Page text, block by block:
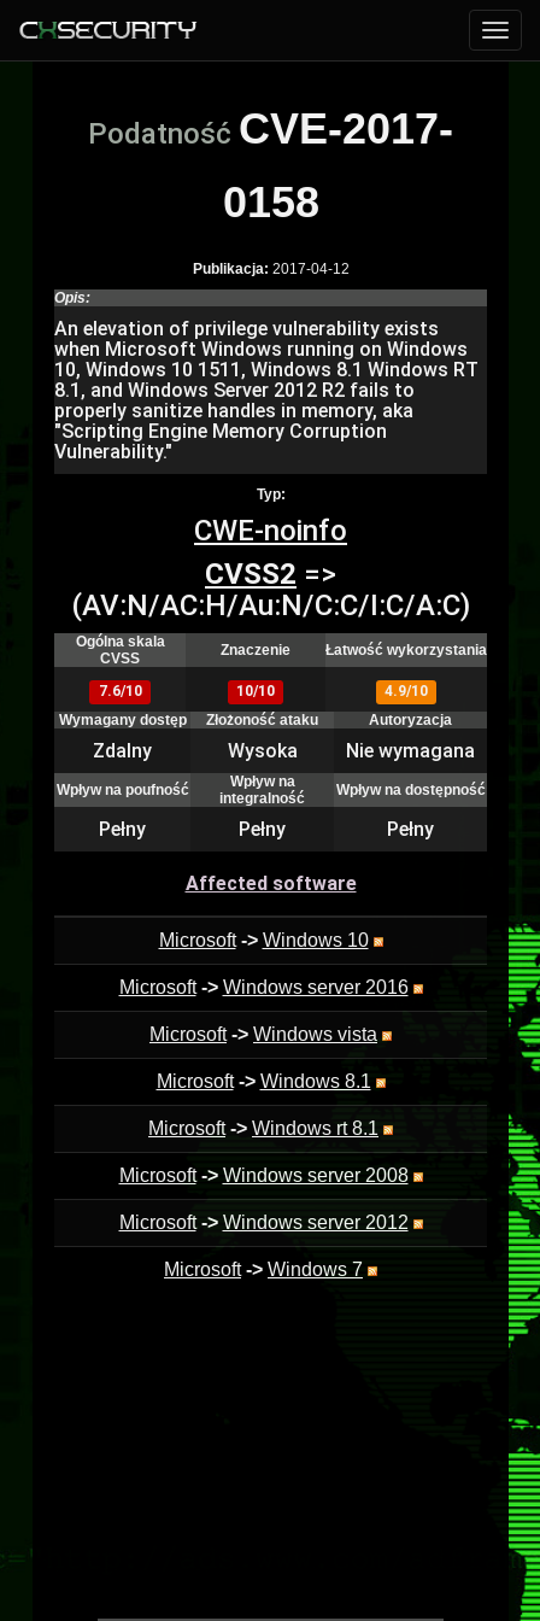
Podatność CVE-2017-
0158
Publikacja: 2017-04-12
Opis:
An elevation of privilege vulnerability exists
when Microsoft Windows running on Windows
10, Windows 10 1511, Windows 8.1 Windows RT
8.1, and Windows Server 2012 R2 fails to
properly sanitize handles in memory, aka
"Scripting Engine Memory Corruption
Vulnerability."
Typ:
CWE-noinfo
CVSS2 =>
(AV:N/AC:H/Au:N/C:C/I:C/A:C)
Ogólna skala
CVSS
Znaczenie Łatwość wykorzystania
7.6/10 10/10
4.9/10
Wymagany dostęp
Złożoność ataku Autoryzacja
Zdalny Wysoka Nie wymagana
Wpływ na poufność
Wpływ na
integralność
Wpływ na dostępność
Pełny Pełny Pełny
Affected software
Microsoft -> Windows 10
Microsoft -> Windows server 2016
Microsoft -> Windows vista
Microsoft -> Windows 8.1
Microsoft -> Windows rt 8.1
Microsoft -> Windows server 2008
Microsoft -> Windows server 2012
Microsoft -> Windows 7